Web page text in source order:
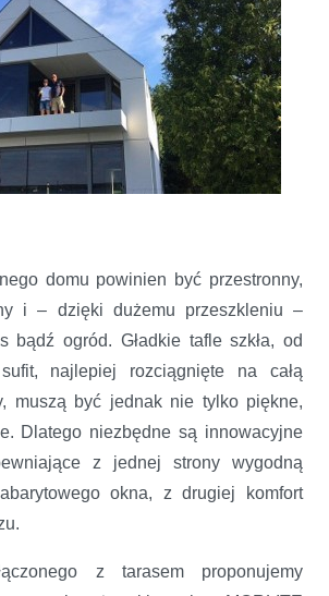
domu powinien być przestronny,
i – dzięki dużemu przeszkleniu –
bądź ogród. Gładkie tafle szkła, od
najlepiej rozciągnięte na całą
muszą być jednak nie tylko piękne,
Dlatego niezbędne są innowacyjne
z jednej strony wygodną
okna, z drugiej komfort
z tarasem proponujemy